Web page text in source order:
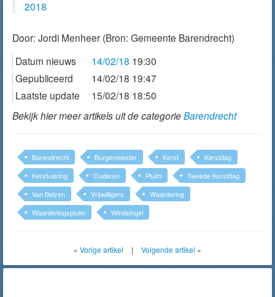
2018
Door: Jordi Menheer (Bron: Gemeente Barendrecht)
Datum nieuws
14/02/18 19:30
Gepubliceerd
14/02/18 19:47
Laatste update
15/02/18 18:50
Bekijk hier meer artikels uit de categorieBarendrecht
Barendrecht Burgemeester Kerst
Kerstdag
Kerstviering
Ouderen Pluim
Tweede Kerstdag
Van Belzen
Vrijwilligers
Waardering
Waarderingspluim
Windsingel
« Vorige artikel | Volgende artikel »